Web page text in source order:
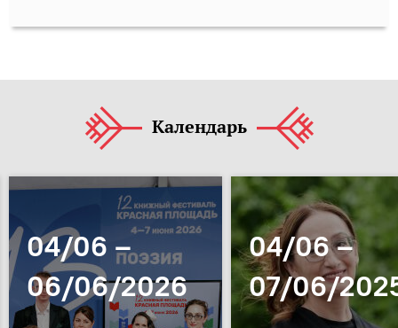
Календарь
04/06 –
06/06/2026
04/06 –
07/06/